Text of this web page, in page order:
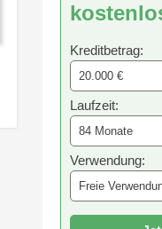
Kreditbetrag:
Laufzeit:
Verwendung: